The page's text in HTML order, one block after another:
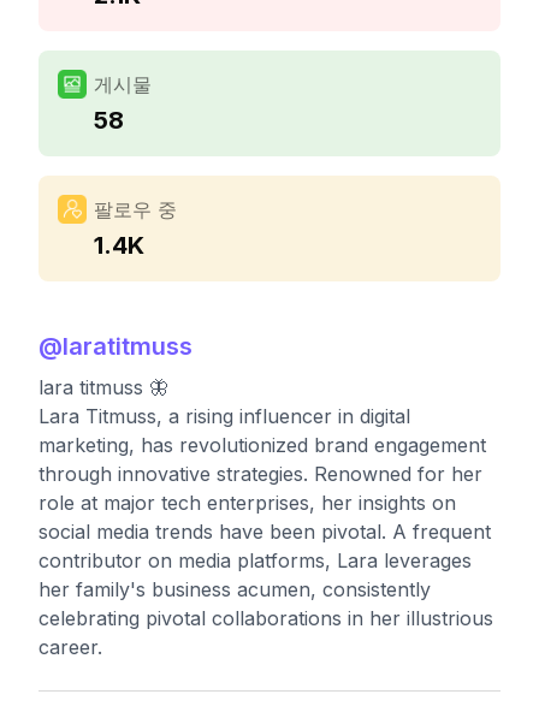
게시물
58
팔로우 중
1.4K
@laratitmuss
lara titmuss 🦋
Lara Titmuss, a rising influencer in digital
marketing, has revolutionized brand engagement
through innovative strategies. Renowned for her
role at major tech enterprises, her insights on
social media trends have been pivotal. A frequent
contributor on media platforms, Lara leverages
her family's business acumen, consistently
celebrating pivotal collaborations in her illustrious
career.